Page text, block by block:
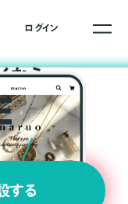
ログイン
なら
する